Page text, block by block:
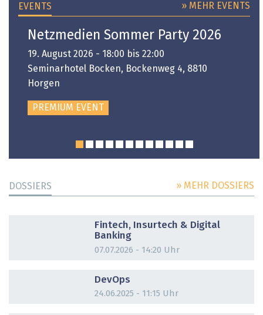
EVENTS » MEHR EVENTS
Netzmedien Sommer Party 2026
19. August 2026 - 18:00 bis 22:00
Seminarhotel Bocken, Bockenweg 4, 8810
Horgen
PREMIUM EVENT
DOSSIERS » MEHR DOSSIERS
Fintech, Insurtech & Digital
Banking
07.07.2026 - 14:20 Uhr
DevOps
24.06.2025 - 11:15 Uhr